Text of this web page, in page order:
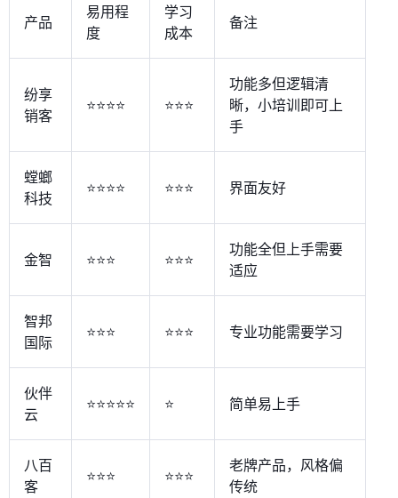
产品
易用程
度
学习
成本
备注
纷享
销客
⭐⭐⭐⭐ ⭐⭐⭐
功能多但逻辑清
晰，小培训即可上
手
螳螂
科技
⭐⭐⭐⭐ ⭐⭐⭐ 界面友好
金智 ⭐⭐⭐ ⭐⭐⭐
功能全但上手需要
适应
智邦
国际
⭐⭐⭐ ⭐⭐⭐ 专业功能需要学习
伙伴
云
⭐⭐⭐⭐⭐ ⭐ 简单易上手
八百
客
⭐⭐⭐ ⭐⭐⭐
老牌产品，风格偏
传统